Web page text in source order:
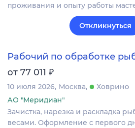
проживания и опыту работы
Откликнуться
Рабочий по обработке
от 77 011 ₽
10 июля 2026 Москва
Ховрино
АО "Меридиан"
Зачистка, нарезка и раскладка
весами. Оформление c первого